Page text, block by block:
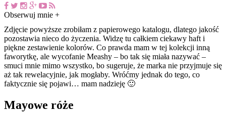
Obserwuj mnie +
Zdjęcie powyższe zrobiłam z papierowego katalogu, dlatego jakość
pozostawia nieco do życzenia. Widzę tu całkiem ciekawy haft i
piękne zestawienie kolorów. Co prawda mam w tej kolekcji inną
faworytkę, ale wycofanie Meashy – bo tak się miała nazywać –
smuci mnie mimo wszystko, bo sugeruje, że marka nie przyjmuje się
aż tak rewelacyjnie, jak mogłaby. Wróćmy jednak do tego, co
faktycznie się pojawi… mam nadzieję 🙂
Mayowe róże